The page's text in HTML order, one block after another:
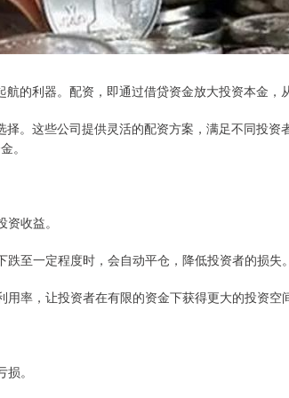
的利器。配资，即通过借贷资金放大投资本金，
。这些公司提供灵活的配资方案，满足不同投资
。
收益。
至一定程度时，会自动平仓，降低投资者的损失。
率，让投资者在有限的资金下获得更大的投资空
。